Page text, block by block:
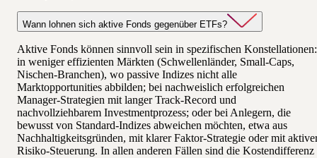
Wann lohnen sich aktive Fonds gegenüber ETFs?
Aktive Fonds können sinnvoll sein in spezifischen Konstellationen:
in weniger effizienten Märkten (Schwellenländer, Small-Caps,
Nischen-Branchen), wo passive Indizes nicht alle
Marktopportunities abbilden; bei nachweislich erfolgreichen
Manager-Strategien mit langer Track-Record und
nachvollziehbarem Investmentprozess; oder bei Anlegern, die
bewusst von Standard-Indizes abweichen möchten, etwa aus
Nachhaltigkeitsgründen, mit klarer Faktor-Strategie oder mit
Risiko-Steuerung. In allen anderen Fällen sind die Kostendifferenz